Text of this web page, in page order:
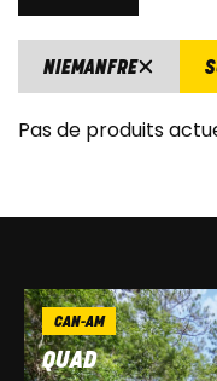
NIEMANFRE
Pas de produits
CAN-AM
QUAD